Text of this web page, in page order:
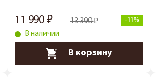
11 990 13 390 -11%
В наличии
В корзину